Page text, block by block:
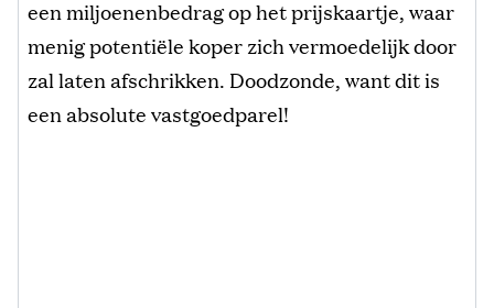
een miljoenenbedrag op het prijskaartje, waar
menig potentiële koper zich vermoedelijk door
zal laten afschrikken. Doodzonde, want dit is
een absolute vastgoedparel!